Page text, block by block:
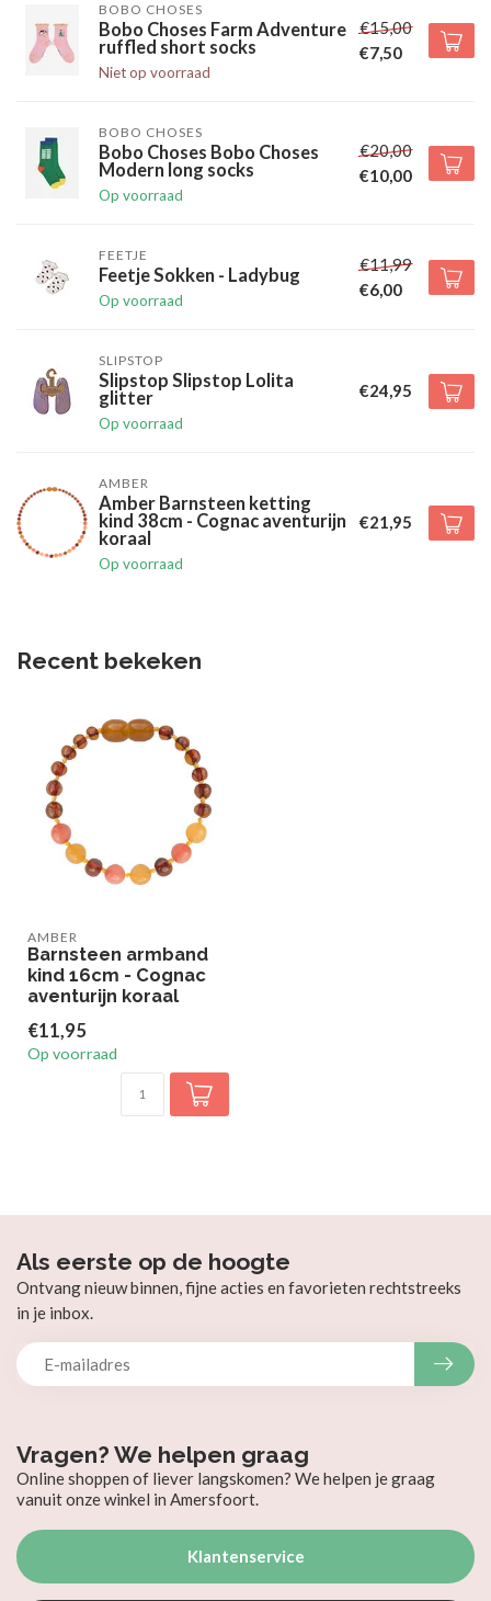
BOBO CHOSES
Bobo Choses Farm Adventure
ruffled short socks
Niet op voorraad
€15,00
€7,50
BOBO CHOSES
Bobo Choses Bobo Choses
Modern long socks
Op voorraad
€20,00
€10,00
FEETJE
Feetje Sokken - Ladybug
Op voorraad
€11,99
€6,00
SLIPSTOP
Slipstop Slipstop Lolita
glitter
Op voorraad
€24,95
AMBER
Amber Barnsteen ketting
kind 38cm - Cognac aventurijn
koraal
Op voorraad
€21,95
Recent bekeken
AMBER
Barnsteen armband
kind 16cm - Cognac
aventurijn koraal
€11,95
Op voorraad
Vragen? We helpen graag
Online shoppen of liever langskomen? We helpen je graag
vanuit onze winkel in Amersfoort.
Klantenservice
Als eerste op de hoogte
Ontvang nieuw binnen, fijne acties en favorieten rechtstreeks
in je inbox.